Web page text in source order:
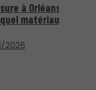
2026
à Orléans
matériau